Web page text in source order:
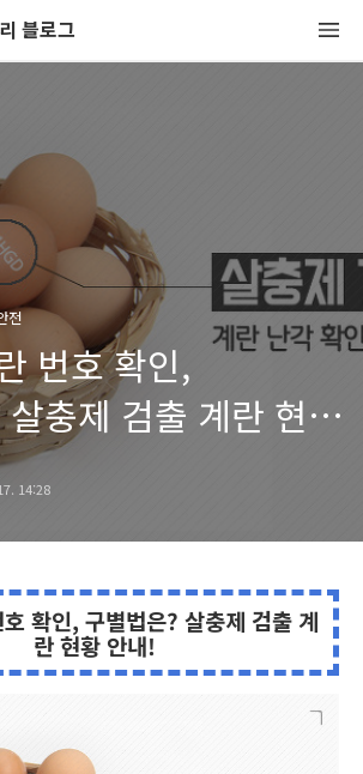
블로그
전
번호 확인,
충제 검출 계란 현황
14:28
호 확인, 구별법은? 살충제 검출 계
란 현황 안내!